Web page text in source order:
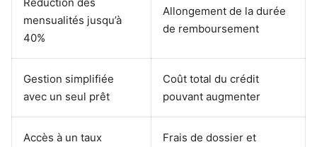
mensualités jusqu’à
40%
Allongement de la durée
de remboursement
Gestion simplifiée
avec un seul prêt
Coût total du crédit
pouvant augmenter
Accès à un taux
Frais de dossier et